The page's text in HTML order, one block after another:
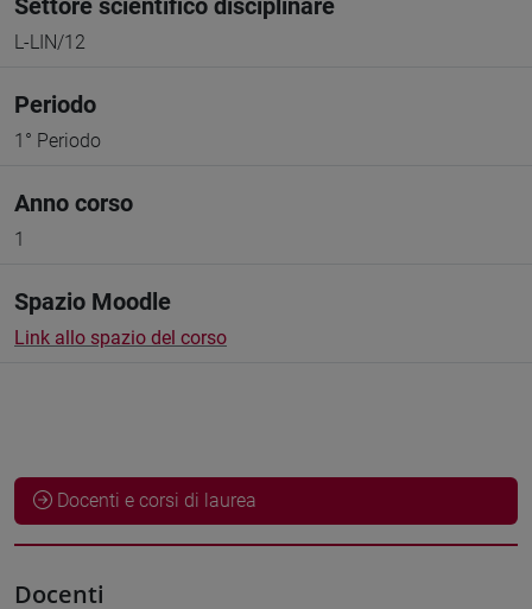
Settore scientifico disciplinare
L-LIN/12
Periodo
1° Periodo
Anno corso
1
Spazio Moodle
Link allo spazio del corso
Docenti e corsi di laurea
Docenti